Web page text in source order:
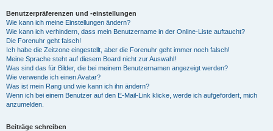
Benutzerpräferenzen und -einstellungen
Wie kann ich meine Einstellungen ändern?
Wie kann ich verhindern, dass mein Benutzername in der Online-Liste auftaucht?
Die Forenuhr geht falsch!
Ich habe die Zeitzone eingestellt, aber die Forenuhr geht immer noch falsch!
Meine Sprache steht auf diesem Board nicht zur Auswahl!
Was sind das für Bilder, die bei meinem Benutzernamen angezeigt werden?
Wie verwende ich einen Avatar?
Was ist mein Rang und wie kann ich ihn ändern?
Wenn ich bei einem Benutzer auf den E-Mail-Link klicke, werde ich aufgefordert, mich
anzumelden.
Beiträge schreiben